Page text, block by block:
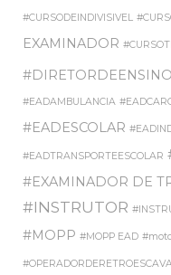
#CURSODEINDIVISIVEL
EXAMINADOR
#DIRETORDEENSINO
#EADAMBULANCIA
#EADESCOLAR
#EADTRANSPORTEESCOLAR
#EXAMINADOR DE
#INSTRUTOR
#MOPP #MOPP EAD